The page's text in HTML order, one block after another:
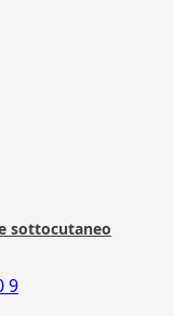
sottocutaneo
9